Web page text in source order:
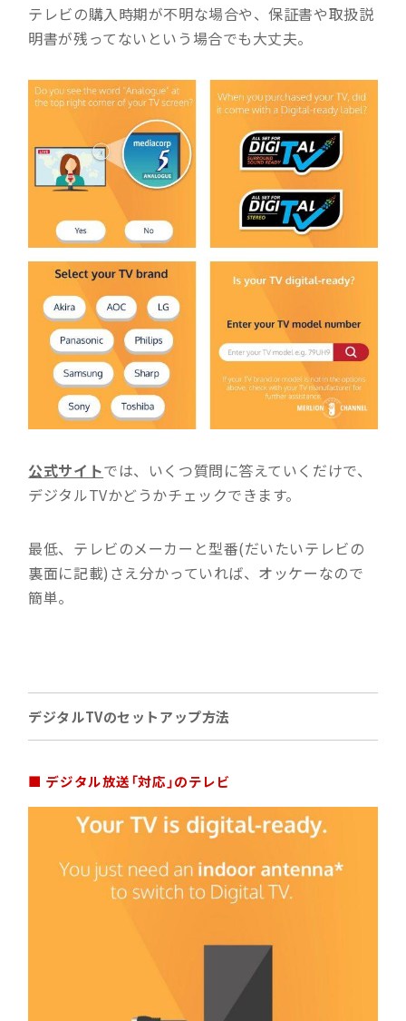
テレビの購入時期が不明な場合や、保証書や取扱説
明書が残ってないという場合でも大丈夫。
公式サイトでは、いくつ質問に答えていくだけで、
デジタルTVかどうかチェックできます。
最低、テレビのメーカーと型番(だいたいテレビの
裏面に記載)さえ分かっていれば、オッケーなので
簡単。
デジタルTVのセットアップ方法
■ デジタル放送「対応」のテレビ